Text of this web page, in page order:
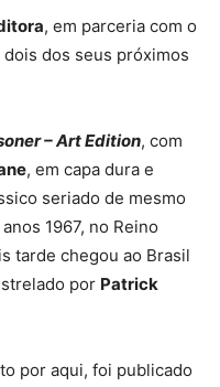
, em parceria com o
dois dos seus próximos
– Art Edition, com
, em capa dura e
seriado de mesmo
1967, no Reino
tarde chegou ao Brasil
por Patrick
por aqui, foi publicado